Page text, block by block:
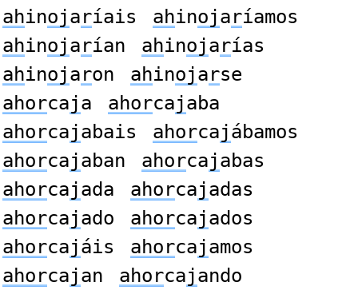
ahinojaríais ahinojaríamos
ahinojarían ahinojarías
ahinojaron ahinojarse
ahorcaja ahorcajaba
ahorcajabais ahorcajábamos
ahorcajaban ahorcajabas
ahorcajada ahorcajadas
ahorcajado ahorcajados
ahorcajáis ahorcajamos
ahorcajan ahorcajando